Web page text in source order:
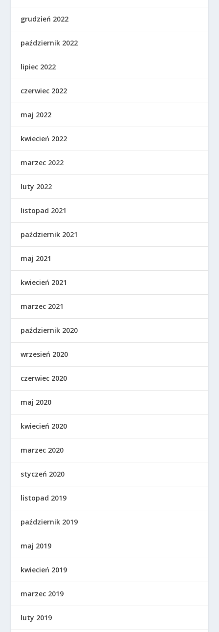
grudzień 2022
październik 2022
lipiec 2022
czerwiec 2022
maj 2022
kwiecień 2022
marzec 2022
luty 2022
listopad 2021
październik 2021
maj 2021
kwiecień 2021
marzec 2021
październik 2020
wrzesień 2020
czerwiec 2020
maj 2020
kwiecień 2020
marzec 2020
styczeń 2020
listopad 2019
październik 2019
maj 2019
kwiecień 2019
marzec 2019
luty 2019